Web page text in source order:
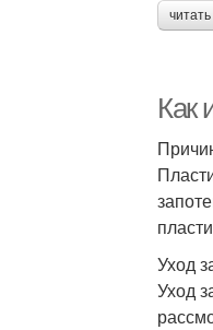
Как
Уход
Уход